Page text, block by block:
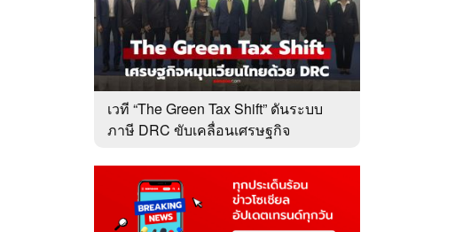
เวที “The Green Tax Shift” ดันระบบ
ภาษี DRC ขับเคลื่อนเศรษฐกิจ